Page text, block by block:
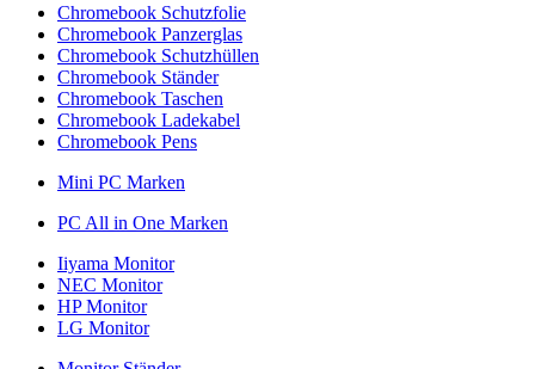
Chromebook Schutzfolie
Chromebook Panzerglas
Chromebook Schutzhüllen
Chromebook Ständer
Chromebook Taschen
Chromebook Ladekabel
Chromebook Pens
Mini PC Marken
PC All in One Marken
Iiyama Monitor
NEC Monitor
HP Monitor
LG Monitor